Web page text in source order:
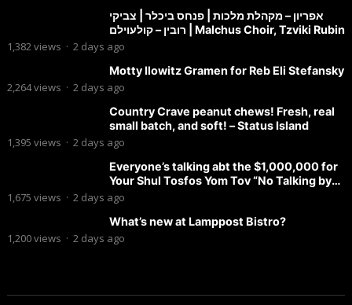
אפריון – מקהלת מלכות | פנחס ביכלר | צביקי
רובין – קולעוילם | Malchus Choir, Tzviki Rubin
1,382views · 2 days ago
Motty Ilowitz Gramen for Reb Eli Stefansky
2,264views · 2 days ago
Country Crave peanut chews! Fresh, real
small batch, and soft! – Status Island
1,395 views · 2 days ago
Everyone’s talking abt the $1,000,000 for
Your Shul Tosfos Yom Tov “No Talking by
Davening” movement
1,675 views · 2 days ago
What’s new at Lamppost Bistro?
1,200views · 2 days ago